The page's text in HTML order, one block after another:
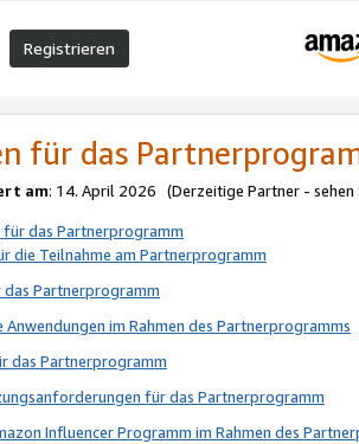
Registrieren
für das
am: 14. April 2026 (Derzeitige Partner - sehen
das Partnerprogramm
die Teilnahme am Partnerprogramm
Partnerprogramm
im Rahmen des Partnerprogramms
das Partnerprogramm
für das Partnerprogramm
Influencer Programm im Rahmen des